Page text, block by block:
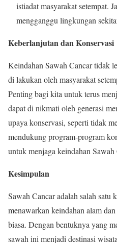
istiadat masyarakat setempat.
mengganggu lingkungan
Keberlanjutan dan Konservasi
Keindahan Sawah Cancar tidak
di lakukan oleh masyarakat
Penting bagi kita untuk terus
dapat di nikmati oleh generasi
upaya konservasi, seperti tidak
mendukung program-program
untuk menjaga keindahan Sawah
Kesimpulan
Sawah Cancar adalah salah satu
menawarkan keindahan alam
biasa. Dengan bentuknya yang
sawah ini menjadi destinasi